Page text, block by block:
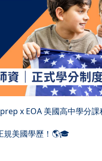
x EOA 美國高中學分課
規美國學歷！🌎🎓